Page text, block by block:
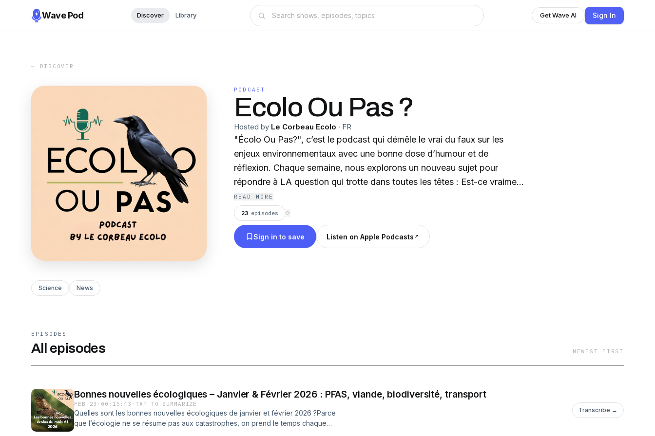
Wave Pod Discover Library Get Wave AI Sign In
← DISCOVER
PODCAST
Ecolo Ou Pas ?
Hosted by Le Corbeau Ecolo · FR
"Écolo Ou Pas?", c’est le podcast qui démêle le vrai du faux sur les
enjeux environnementaux avec une bonne dose d’humour et de
réflexion. Chaque semaine, nous explorons un nouveau sujet pour
répondre à LA question qui trotte dans toutes les têtes : Est-ce vraiment
écolo ? 🚀🌱 De la bataille entre voitures thermiques et électriques, aux
débats sur le télétravail vs le bureau, en passant par des sujets brûlants
comme les fast-foods ou la mode éthique, "Écolo Ou Pas?" vous
propose des comparaisons claires, des chiffres percutants et des
communauté "Écolo Ou Pas?" et devenez acteur du changement, un
comprendre ce qui marche… ou pas. 🌍✨ Un nouvel épisode un lundi sur
Abonnez-vous maintenant et plongeons ensemble dans le grand bazar
READ MORE
23 episodes ⟳
Sign in to save Listen on Apple Podcasts
Science News
EPISODES
All episodes NEWEST FIRST
Bonnes nouvelles écologiques – Janvier & Février 2026 : PFAS, viande, biodiversité, transport
FEB 23 · 00:15:43 ·TAP TO SUMMARIZE
Quelles sont les bonnes nouvelles écologiques de janvier et février 2026 ?Parce
que l’écologie ne se résume pas aux catastrophes, on prend le temps chaque
Transcribe →